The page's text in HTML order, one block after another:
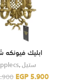
ابليك
,ستيل
EGP5.900